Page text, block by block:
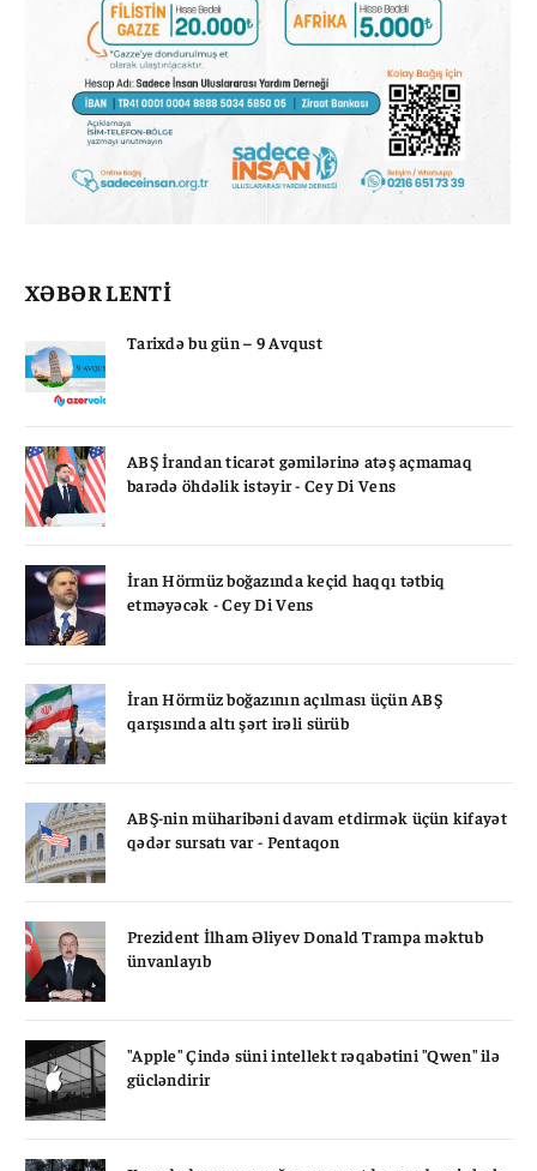
XƏBƏR LENTİ
Tarixdə bu gün – 9 Avqust
ABŞ İrandan ticarət gəmilərinə atəş açmamaq
barədə öhdəlik istəyir - Cey Di Vens
İran Hörmüz boğazında keçid haqqı tətbiq
etməyəcək - Cey Di Vens
İran Hörmüz boğazının açılması üçün ABŞ
qarşısında altı şərt irəli sürüb
ABŞ-nin müharibəni davam etdirmək üçün kifayət
qədər sursatı var - Pentaqon
Prezident İlham Əliyev Donald Trampa məktub
ünvanlayıb
"Apple" Çində süni intellekt rəqabətini "Qwen" ilə
gücləndirir